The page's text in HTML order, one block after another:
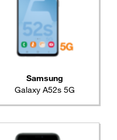
Samsung
Galaxy A52s 5G